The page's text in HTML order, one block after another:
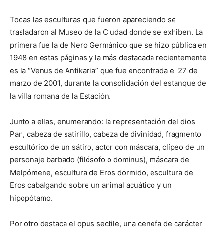
Todas las esculturas que fueron apareciendo se
trasladaron al Museo de la Ciudad donde se exhiben. La
primera fue la de Nero Germánico que se hizo pública en
1948 en estas páginas y la más destacada recientemente
es la “Venus de Antikaria” que fue encontrada el 27 de
marzo de 2001, durante la consolidación del estanque de
la villa romana de la Estación.
Junto a ellas, enumerando: la representación del dios
Pan, cabeza de satirillo, cabeza de divinidad, fragmento
escultórico de un sátiro, actor con máscara, clípeo de un
personaje barbado (filósofo o dominus), máscara de
Melpómene, escultura de Eros dormido, escultura de
Eros cabalgando sobre un animal acuático y un
hipopótamo.
Por otro destaca el opus sectile, una cenefa de carácter